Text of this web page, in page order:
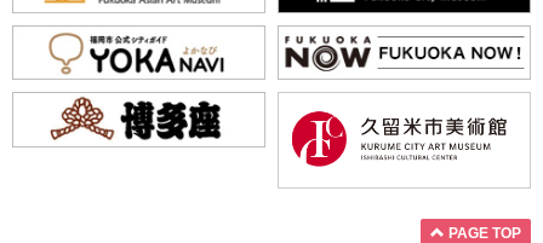
PAGE TOP